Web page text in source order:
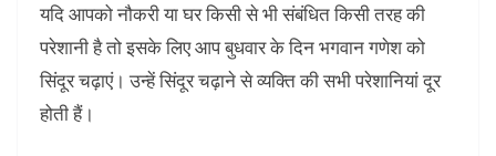
यदि आपको नौकरी या घर किसी से भी संबंधित किसी तरह की
परेशानी है तो इसके लिए आप बुधवार के दिन भगवान गणेश को
सिंदूर चढ़ाएं। उन्हें सिंदूर चढ़ाने से व्यक्ति की सभी परेशानियां दूर
होती हैं।